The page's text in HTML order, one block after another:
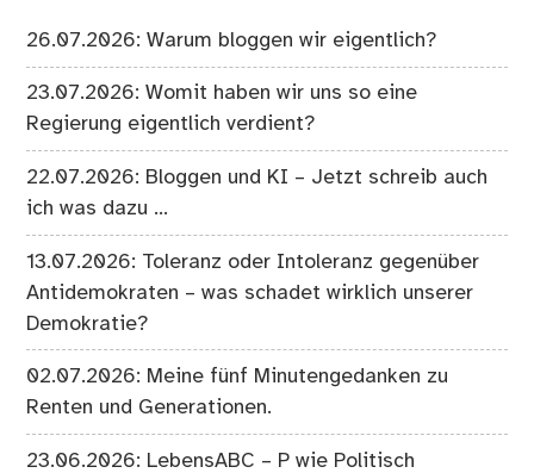
26.07.2026: Warum bloggen wir eigentlich?
23.07.2026: Womit haben wir uns so eine
Regierung eigentlich verdient?
22.07.2026: Bloggen und KI – Jetzt schreib auch
ich was dazu …
13.07.2026: Toleranz oder Intoleranz gegenüber
Antidemokraten – was schadet wirklich unserer
Demokratie?
02.07.2026: Meine fünf Minutengedanken zu
Renten und Generationen.
23.06.2026: LebensABC – P wie Politisch